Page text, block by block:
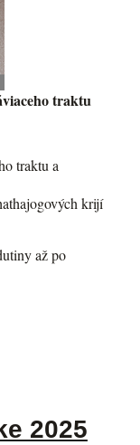
traktu
traktu a
krijí
až po
2025